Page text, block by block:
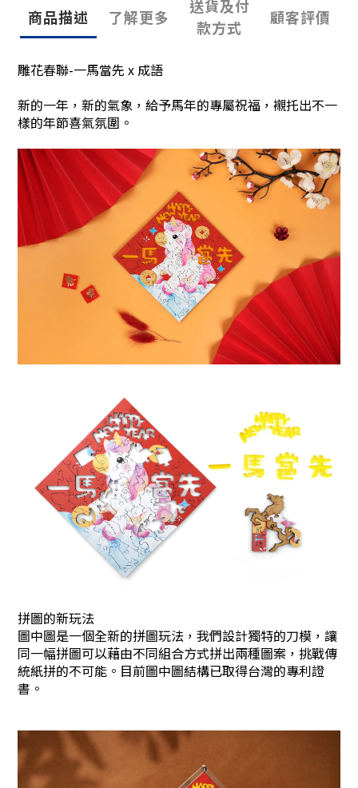
商品描述 了解更多
送貨及付
款方式
顧客評價
雕花春聯-一馬當先 x 成語
新的一年，新的氣象，給予馬年的專屬祝福，襯托出不一
樣的年節喜氣氛圍。
拼圖的新玩法
圖中圖是一個全新的拼圖玩法，我們設計獨特的刀模，讓
同一幅拼圖可以藉由不同組合方式拼出兩種圖案，挑戰傳
統紙拼的不可能。目前圖中圖結構已取得台灣的專利證
書。